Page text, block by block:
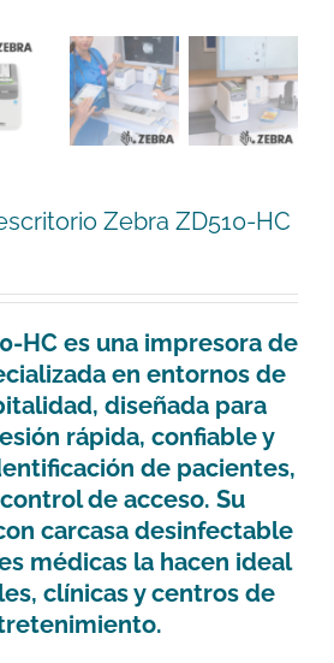
Zebra ZD510-HC
HCes una impresora de
en entornos de
, diseñada para
rápida, confiable y
de pacientes,
de acceso. Su
carcasa desinfectable
médicas la hacen ideal
clínicas y centros de